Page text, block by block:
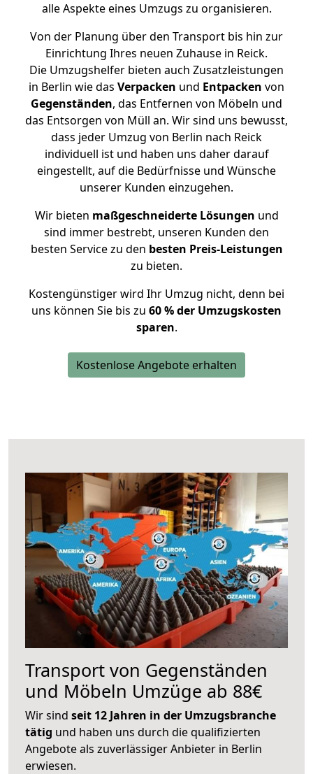
alle Aspekte eines Umzugs zu organisieren.
Von der Planung über den Transport bis hin zur
Einrichtung Ihres neuen Zuhause in Reick.
Die Umzugshelfer bieten auch Zusatzleistungen
in Berlin wie das Verpacken und Entpacken von
Gegenständen, das Entfernen von Möbeln und
das Entsorgen von Müll an. Wir sind uns bewusst,
dass jeder Umzug von Berlin nach Reick
individuell ist und haben uns daher darauf
eingestellt, auf die Bedürfnisse und Wünsche
unserer Kunden einzugehen.
Wir bieten maßgeschneiderte Lösungen und
sind immer bestrebt, unseren Kunden den
besten Service zu den besten Preis-Leistungen
zu bieten.
Kostengünstiger wird Ihr Umzug nicht, denn bei
uns können Sie bis zu 60 % der Umzugskosten
sparen.
Kostenlose Angebote erhalten
Transport von Gegenständen
und Möbeln Umzüge ab 88€
Wir sind seit 12 Jahren in der Umzugsbranche
tätig und haben uns durch die qualifizierten
Angebote als zuverlässiger Anbieter in Berlin
erwiesen.